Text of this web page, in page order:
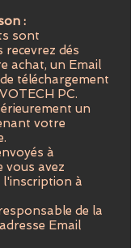
:
sont
recevrez dés
achat, un Email
téléchargement
PC.
un
votre
à
vous avez
l'inscription à
de la
Email